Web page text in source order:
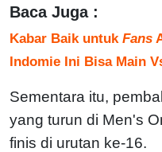
Baca Juga :
Kabar Baik untuk Fans
Indomie Ini Bisa Main
Sementara itu,
yang turun di Men's
finis di urutan ke-16.